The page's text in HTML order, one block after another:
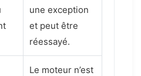
une exception
et peut être
réessayé.
Le moteur n’est